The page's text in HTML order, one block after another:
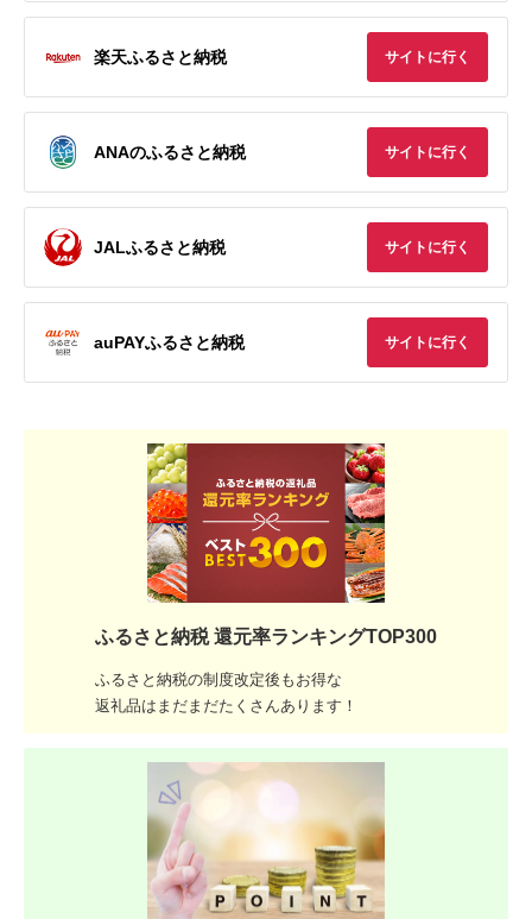
楽天ふるさと納税 サイトに行く
ANAのふるさと納税 サイトに行く
JALふるさと納税 サイトに行く
auPAYふるさと納税 サイトに行く
ふるさと納税 還元率ランキングTOP300
ふるさと納税の制度改定後もお得な
返礼品はまだまだたくさんあります！